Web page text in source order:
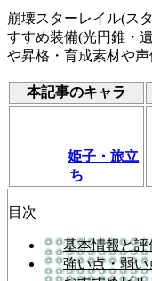
崩壊スターレイル(ス
すすめ装備(光円錐・
や昇格・育成素材や声
本記事のキャラ
姫子・旅立
ち
目次
基本情報と評
強い点・弱い